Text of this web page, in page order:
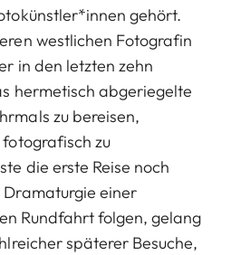
gehört.
westlichen Fotografin
in den letzten zehn
hermetisch abgeriegelte
zu bereisen,
zu
die erste Reise noch
einer
Rundfahrt folgen, gelang
späterer Besuche,